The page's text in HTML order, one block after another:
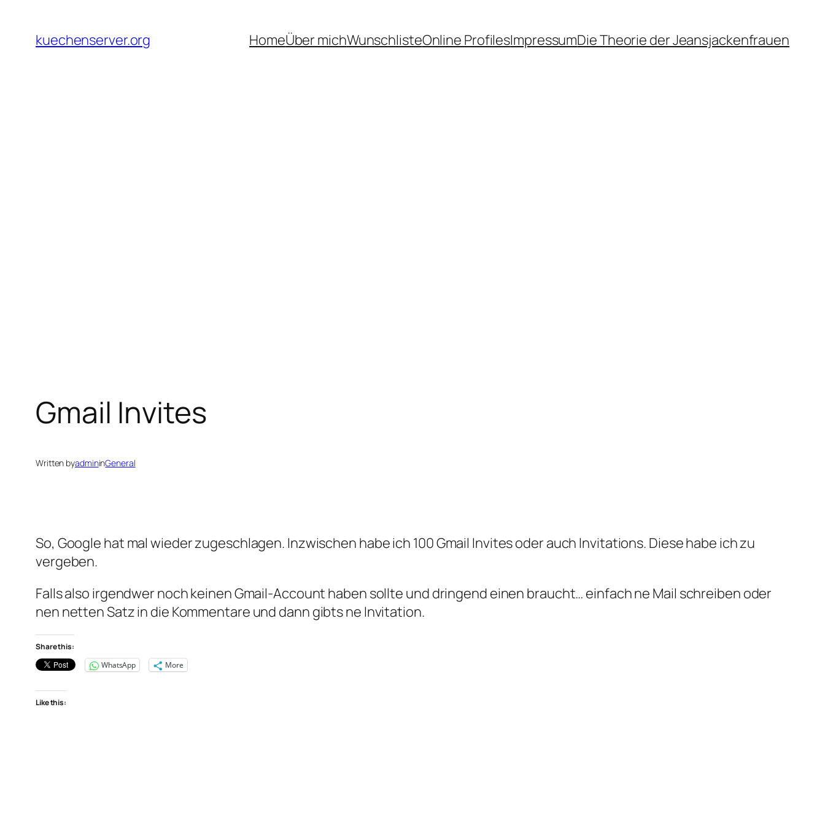
content
kuechenserver.org HomeÜber michWunschlisteOnline ProfilesImpressumDie Theorie der Jeansjackenfrauen
Gmail Invites
Written byadmininGeneral
So, Google hat mal wieder zugeschlagen. Inzwischen habe ich 100 Gmail Invites oder auch Invitations. Diese habe ich zu
vergeben.
Falls also irgendwer noch keinen Gmail-Account haben sollte und dringend einen braucht… einfach ne Mail schreiben oder
nen netten Satz in die Kommentare und dann gibts ne Invitation.
Share this:
WhatsApp
More
Like this: